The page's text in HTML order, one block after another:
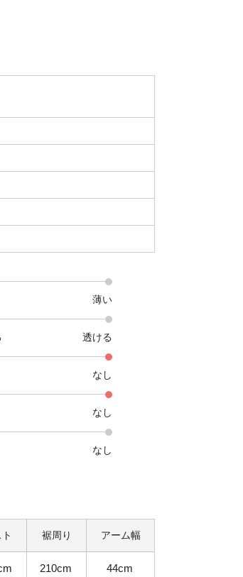
薄い
透ける
なし
なし
なし
裾周り アーム幅
210cm 44cm